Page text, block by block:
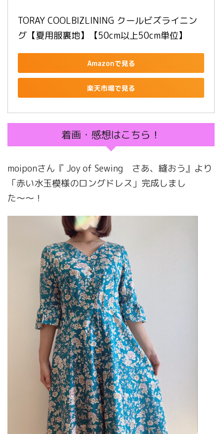
TORAY COOLBIZLINING クールビズライニン
グ【夏用服裏地】【50cm以上50cm単位】
Amazonで見る
楽天市場で見る
着画・感想はこちら！
moiponさん『 Joy of Sewing さあ、縫おう』より
「赤い水玉模様のロングドレス」完成しまし
た〜〜！